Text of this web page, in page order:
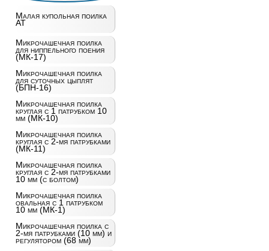
Малая купольная поилка
AT
Микрочашечная поилка
для ниппельного поения
(МК-17)
Микрочашечная поилка
для суточных цыплят
(БПН-16)
Микрочашечная поилка
круглая с 1 патрубком 10
мм (МК-10)
Микрочашечная поилка
круглая с 2-мя патрубками
(МК-11)
Микрочашечная поилка
круглая с 2-мя патрубками
10 мм (с болтом)
Микрочашечная поилка
овальная с 1 патрубком
10 мм (МК-1)
Микрочашечная поилка с
2-мя патрубками (10 мм) и
регулятором (68 мм)